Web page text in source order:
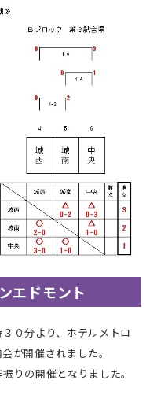
エドモント
０分より、ホテルメトロ
が開催されました。
りの開催となりました。